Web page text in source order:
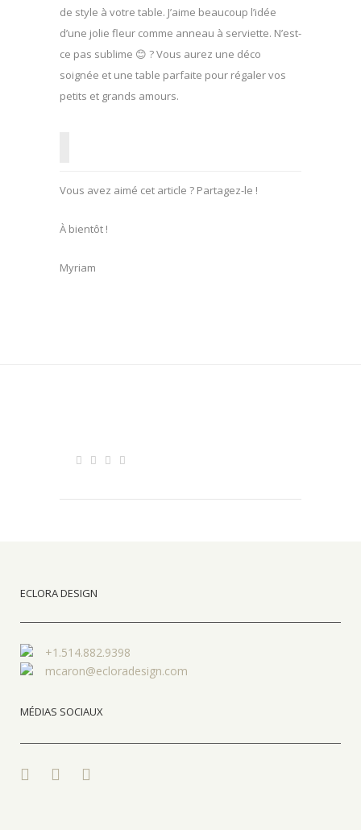
de style à votre table. J’aime beaucoup l’idée
d’une jolie fleur comme anneau à serviette. N’est-
ce pas sublime 😊 ? Vous aurez une déco
soignée et une table parfaite pour régaler vos
petits et grands amours.
Vous avez aimé cet article ? Partagez-le !
À bientôt !
Myriam
ECLORA DESIGN
+1.514.882.9398
mcaron@ecloradesign.com
MÉDIAS SOCIAUX